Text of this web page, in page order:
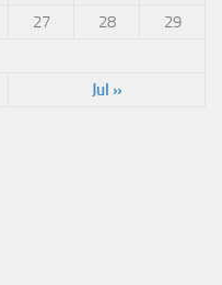
Jul »
27 28
29